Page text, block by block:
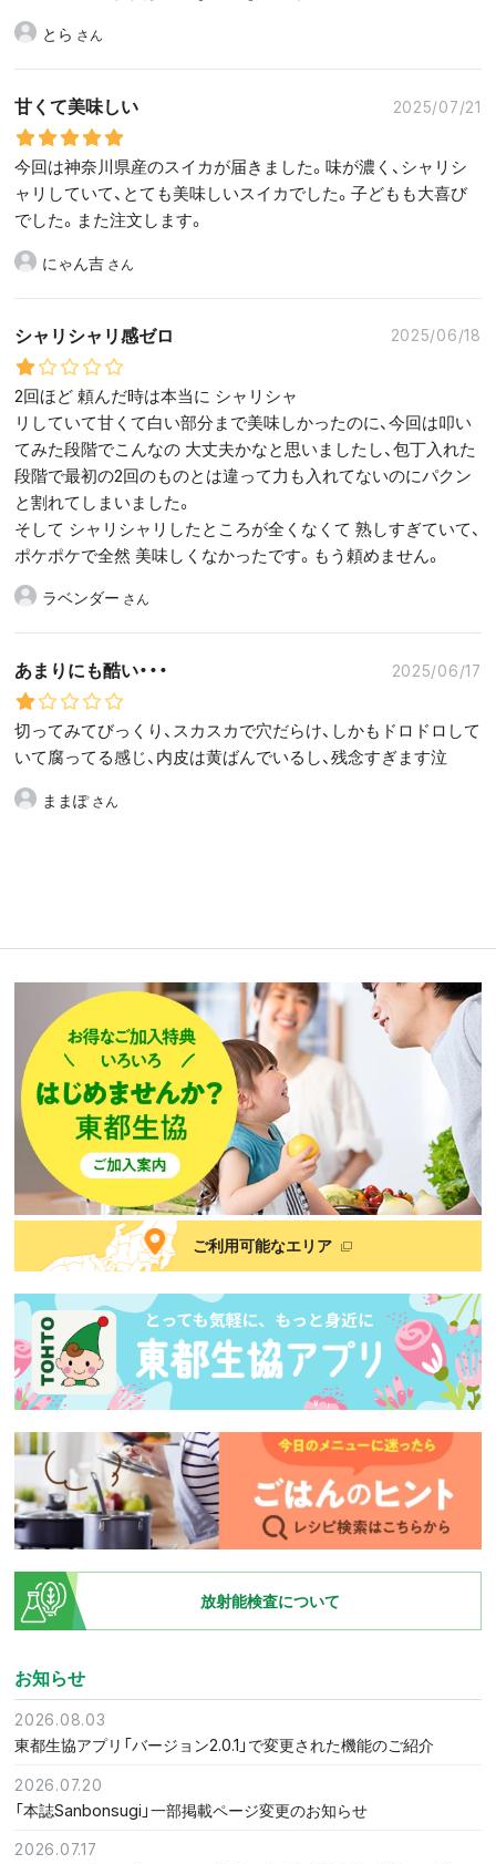
とら
甘くて美味しい 2025/07/21
今回は神奈川県産のスイカが届きました。味が濃く、シャリシ
ャリしていて、とても美味しいスイカでした。子どもも大喜び
でした。また注文します。
にゃん吉
シャリシャリ感ゼロ 2025/06/18
2回ほど 頼んだ時は本当に シャリシャ
リしていて甘くて白い部分まで美味しかったのに、今回は叩い
てみた段階でこんなの 大丈夫かなと思いましたし、包丁入れた
段階で最初の2回のものとは違って力も入れてないのにパクン
と割れてしまいました。
そして シャリシャリしたところが全くなくて 熟しすぎていて、
ポケポケで全然 美味しくなかったです。もう頼めません。
ラベンダー
あまりにも酷い・・・ 2025/06/17
切ってみてびっくり、スカスカで穴だらけ、しかもドロドロして
いて腐ってる感じ、内皮は黄ばんでいるし、残念すぎます泣
ままぽ
ご利用可能なエリア
放射能検査について
お知らせ
2026.08.03
東都生協アプリ「バージョン2.0.1」で変更された機能のご紹介
2026.07.20
「本誌Sanbonsugi」一部掲載ページ変更のお知らせ
2026.07.17